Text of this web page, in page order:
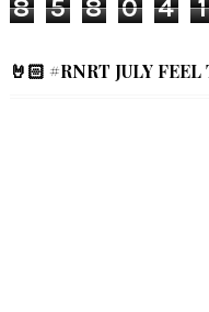
8 5 8 0 4 1
🤘🏻 #RNRT JULY